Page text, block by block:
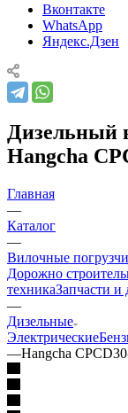
Вконтакте
WhatsApp
Яндекс.Дзен
Дизельный
Hangcha
Главная
—
Каталог
—
Вилочные
Дорожно
техникаЗапчасти и
—
Дизельные
Электрические
—Hangcha